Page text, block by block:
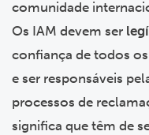
comunidade
Os IAM devem ser
confiança de todos
e ser responsáveis
processos de
significa que têm de